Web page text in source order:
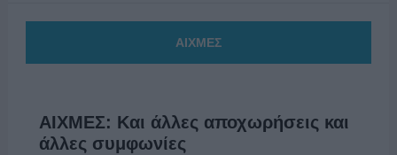
ΑΙΧΜΕΣ
ΑΙΧΜΕΣ: Και άλλες αποχωρήσεις και
άλλες συμφωνίες